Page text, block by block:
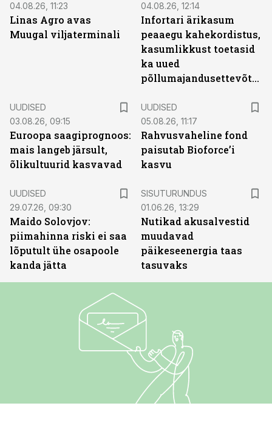
04.08.26, 11:23
Linas Agro avas
Muugal viljaterminali
04.08.26, 12:14
Infortari ärikasum
peaaegu kahekordistus,
kasumlikkust toetasid
ka uued
põllumajandusettevõtted
UUDISED
03.08.26, 09:15
Euroopa saagiprognoos:
mais langeb järsult,
õlikultuurid kasvavad
UUDISED
05.08.26, 11:17
Rahvusvaheline fond
paisutab Bioforce’i
kasvu
UUDISED
29.07.26, 09:30
Maido Solovjov:
piimahinna riski ei saa
lõputult ühe osapoole
kanda jätta
SISUTURUNDUS
01.06.26, 13:29
Nutikad akusalvestid
muudavad
päikeseenergia taas
tasuvaks